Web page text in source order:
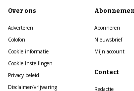
Over ons
Adverteren
Colofon
Cookie informatie
Cookie Instellingen
Privacy beleid
Disclaimer/vrijwaring
Abonneren
Nieuwsbrief
Mijn account
Contact
Redactie